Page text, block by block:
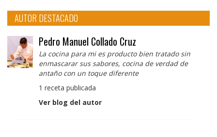
AUTOR DESTACADO
Pedro Manuel Collado Cruz
La cocina para mi es producto bien tratado sin
enmascarar sus sabores, cocina de verdad de
antaño con un toque diferente
1 receta publicada
Ver blog del autor